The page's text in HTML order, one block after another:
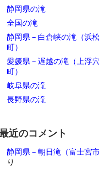
静岡県の滝
全国の滝
静岡県－白倉峡の滝（浜
町）
愛媛県－遅越の滝（上浮
町）
岐阜県の滝
長野県の滝
近のコメント
静岡県－朝日滝（富士宮市
り